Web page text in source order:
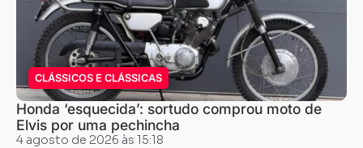
CLÁSSICOS E CLÁSSICAS
Honda ‘esquecida’: sortudo comprou moto de
Elvis por uma pechincha
4 agosto de 2026 às 15:18